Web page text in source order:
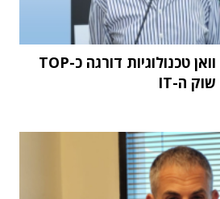
מחקר STKI השנתי: וואן טכנולוגיות דורגה כ-TOP